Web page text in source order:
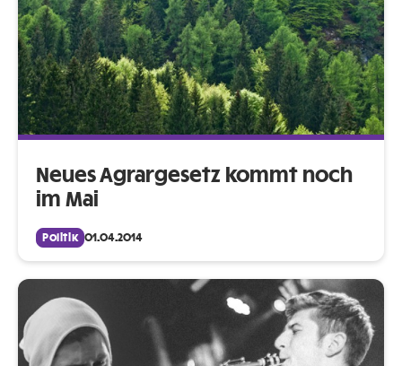
Neues Agrargesetz kommt noch
im Mai
Politik 01.04.2014